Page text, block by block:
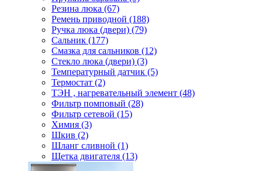
Резина люка (67)
Ремень приводной (188)
Ручка люка (двери) (79)
Сальник (177)
Смазка для сальников (12)
Стекло люка (двери) (3)
Температурный датчик (5)
Термостат (2)
ТЭН , нагревательный элемент (48)
Фильтр помповый (28)
Фильтр сетевой (15)
Химия (3)
Шкив (2)
Шланг сливной (1)
Щетка двигателя (13)